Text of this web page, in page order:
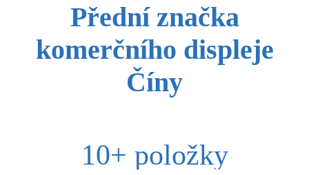
Přední značka
komerčního displeje
Číny
10+ položky